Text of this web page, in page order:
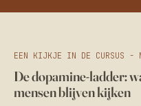
EEN KIJKJE IN DE CURSUS -
De dopamine-ladder:
mensen blijven kijken